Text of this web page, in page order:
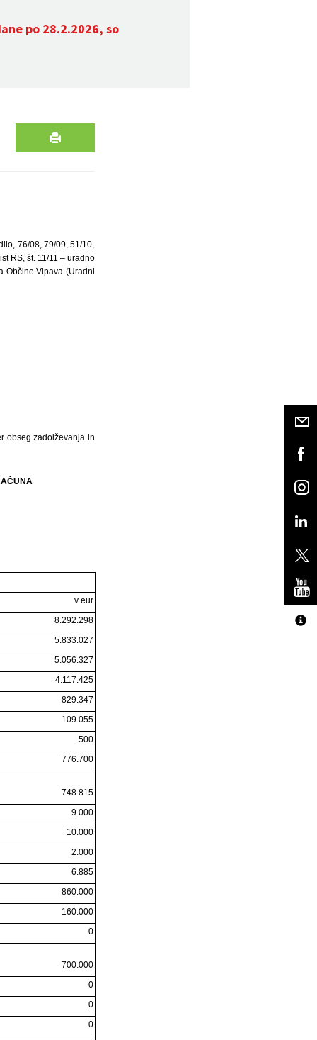
po 28.2.2026, so
76/08, 79/09, 51/10,
RS, št. 11/11 – uradno
Občine Vipava (Uradni
obseg zadolževanja in
v eur
8.292.298
5.833.027
5.056.327
4.117.425
829.347
109.055
500
776.700
748.815
9.000
10.000
2.000
6.885
860.000
160.000
0
700.000
0
0
0